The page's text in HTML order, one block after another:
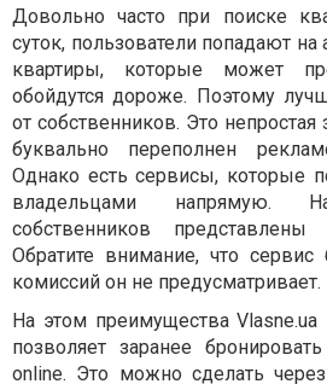
Довольно часто при поиске
суток, пользователи попадают на
квартиры, которые может
обойдутся дороже. Поэтому
от собственников. Это непростая
буквально переполнен
Однако есть сервисы, которые
владельцами напрямую.
собственников
Обратите внимание, что
комиссий он не предусматривает.
На этом преимущества Vlasne.ua
позволяет заранее
online. Это можно сделать